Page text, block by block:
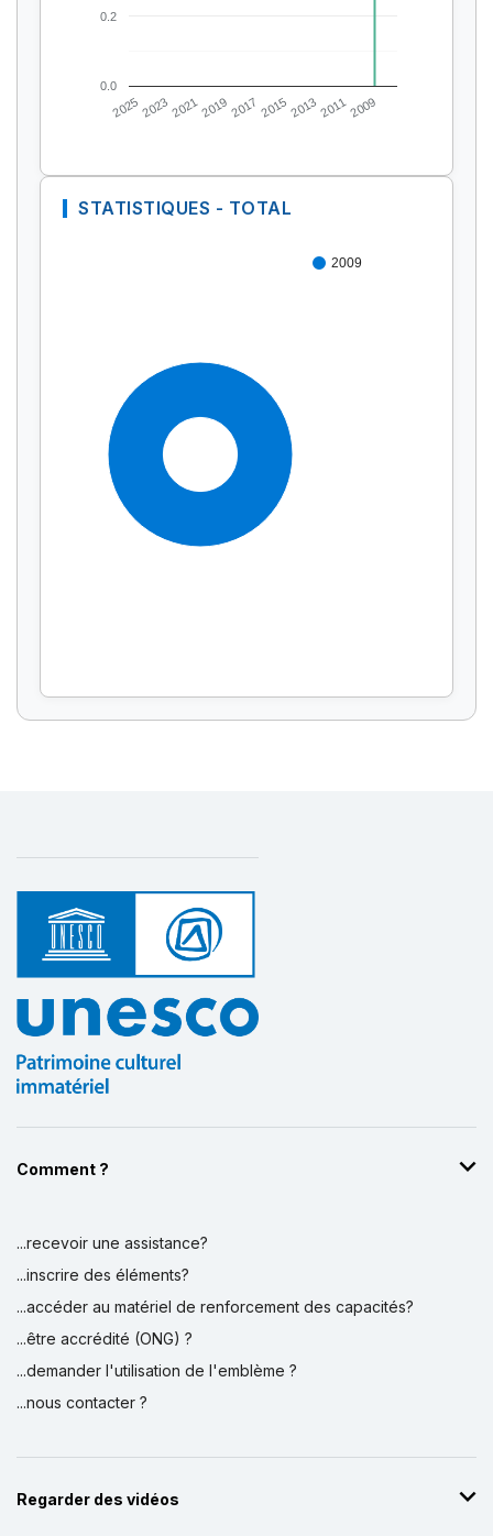
Affichage par
20252023202120192017 2015201320112009
0.0
0.2
STATISTIQUES - TOTAL
2009
Comment ?
...recevoir une assistance?
...inscrire des éléments?
...accéder au matériel de renforcement des capacités?
...être accrédité (ONG) ?
...demander l'utilisation de l'emblème ?
...nous contacter ?
Regarder des vidéos